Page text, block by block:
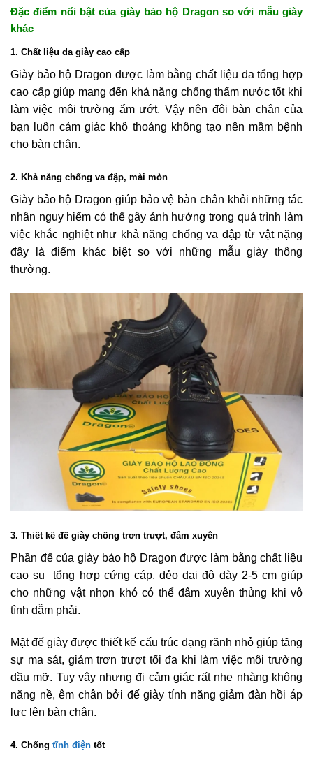
Đặc điểm nổi bật của giày bảo hộ Dragon so với mẫu giày
khác
1. Chất liệu da giày cao cấp
Giày bảo hộ Dragon được làm bằng chất liệu da tổng hợp
cao cấp giúp mang đến khả năng chống thấm nước tốt khi
làm việc môi trường ẩm ướt. Vậy nên đôi bàn chân của
bạn luôn cảm giác khô thoáng không tạo nên mầm bệnh
cho bàn chân.
2. Khả năng chống va đập, mài mòn
Giày bảo hộ Dragon giúp bảo vệ bàn chân khỏi những tác
nhân nguy hiểm có thể gây ảnh hưởng trong quá trình làm
việc khắc nghiệt như khả năng chống va đập từ vật nặng
đây là điểm khác biệt so với những mẫu giày thông
thường.
3. Thiết kế đế giày chống trơn trượt, đâm xuyên
Phần đế của giày bảo hộ Dragon được làm bằng chất liệu
cao su tổng hợp cứng cáp, dẻo dai độ dày 2-5 cm giúp
cho những vật nhọn khó có thể đâm xuyên thủng khi vô
tình dẫm phải.
Mặt đế giày được thiết kế cấu trúc dạng rãnh nhỏ giúp tăng
sự ma sát, giảm trơn trượt tối đa khi làm việc môi trường
dầu mỡ. Tuy vậy nhưng đi cảm giác rất nhẹ nhàng không
năng nề, êm chân bởi đế giày tính năng giảm đàn hồi áp
lực lên bàn chân.
4. Chống tĩnh điện tốt